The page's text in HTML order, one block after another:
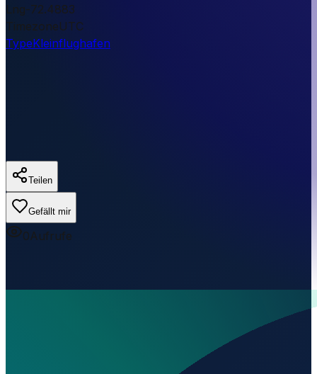
Lng-72.4883
TimezoneUTC
TypeKleinflughafen
Teilen
Gefällt mir
0Aufrufe